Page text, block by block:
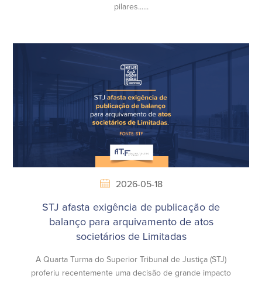
pilares......
2026-05-18
STJ afasta exigência de publicação de
balanço para arquivamento de atos
societários de Limitadas
A Quarta Turma do Superior Tribunal de Justiça (STJ)
proferiu recentemente uma decisão de grande impacto